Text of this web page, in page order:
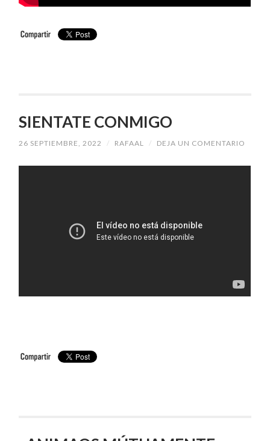
SIENTATE CONMIGO
26 SEPTIEMBRE, 2022 / RAFAAL / DEJA UN COMENTARIO